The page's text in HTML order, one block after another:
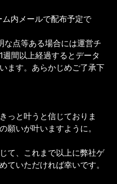
内メールで配布予定で
な点等ある場合には運営チ
間以上経過するとデータ
ます。あらかじめご了承下
っと叶うと信じておりま
願いが叶いますように。
て、これまで以上に弊社ゲ
ていただければ幸いです。